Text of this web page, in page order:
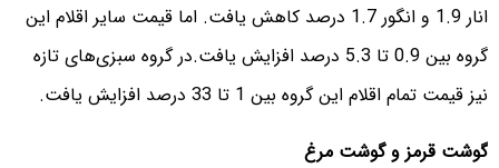
انار 1.9 و انگور 1.7 درصد کاهش یافت. اما قیمت سایر اقلام این
گروه بین 0.9 تا 5.3 درصد افزایش یافت.
در گروه سبزی‌های تازه
نیز قیمت تمام اقلام این گروه بین 1 تا 33 درصد افزایش یافت.
گوشت قرمز و گوشت مرغ